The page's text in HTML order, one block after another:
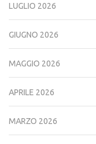
LUGLIO 2026
GIUGNO 2026
MAGGIO 2026
APRILE 2026
MARZO 2026